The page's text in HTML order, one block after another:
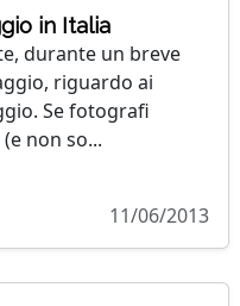
in Italia
durante un breve
riguardo ai
Se fotografi
non so...
11/06/2013